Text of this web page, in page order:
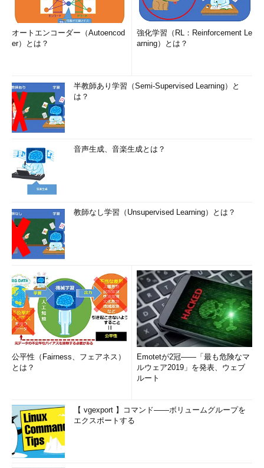
オートエンコーダー（Autoencod
er）とは？
強化学習（RL：Reinforcement Le
arning）とは？
半教師あり学習（Semi-Supervised Learning）と
は？
音声生成、音楽生成とは？
教師なし学習（Unsupervised Learning）とは？
公平性（Fairness、フェアネス）
とは？
Emotetが2冠――「最も危険なマ
ルウェア2019」を発表、ウェブ
ルート
【 vgexport 】コマンド――ボリュームグループを
エクスポートする